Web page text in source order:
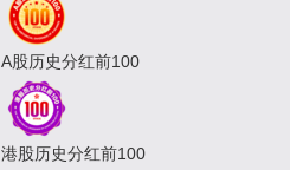
A股历史分红前100
港股历史分红前100